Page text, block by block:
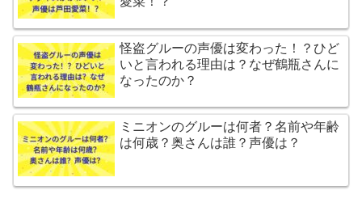
怪盗グルーの声優は変わった！？ひど
いと言われる理由は？なぜ鶴瓶さんに
なったのか？
ミニオンのグルーは何者？名前や年齢
は何歳？奥さんは誰？声優は？